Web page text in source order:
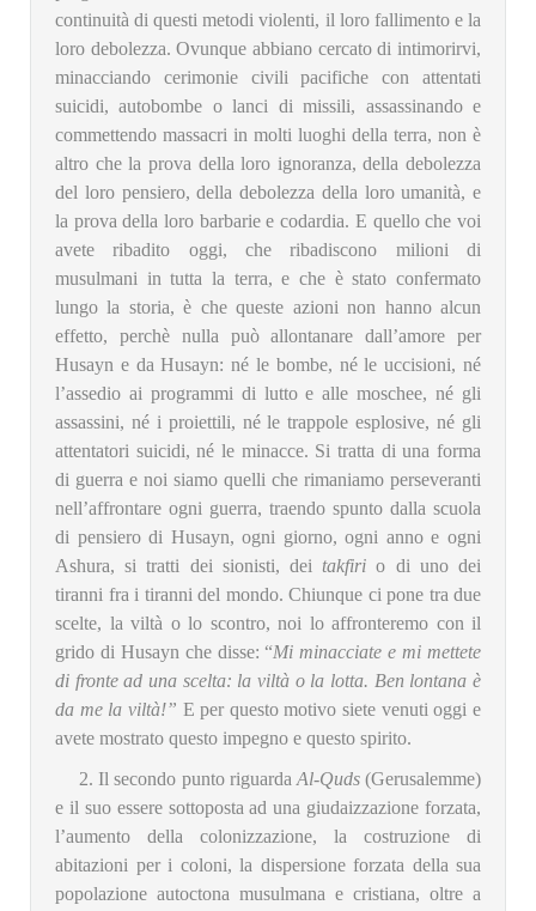
continuità di questi metodi violenti, il loro fallimento e la
loro debolezza. Ovunque abbiano cercato di intimorirvi,
minacciando cerimonie civili pacifiche con attentati
suicidi, autobombe o lanci di missili, assassinando e
commettendo massacri in molti luoghi della terra, non è
altro che la prova della loro ignoranza, della debolezza
del loro pensiero, della debolezza della loro umanità, e
la prova della loro barbarie e codardia. E quello che voi
avete ribadito oggi, che ribadiscono milioni di
musulmani in tutta la terra, e che è stato confermato
lungo la storia, è che queste azioni non hanno alcun
effetto, perchè nulla può allontanare dall’amore per
Husayn e da Husayn: né le bombe, né le uccisioni, né
l’assedio ai programmi di lutto e alle moschee, né gli
assassini, né i proiettili, né le trappole esplosive, né gli
attentatori suicidi, né le minacce. Si tratta di una forma
di guerra e noi siamo quelli che rimaniamo perseveranti
nell’affrontare ogni guerra, traendo spunto dalla scuola
di pensiero di Husayn, ogni giorno, ogni anno e ogni
Ashura, si tratti dei sionisti, deitakfiri o di uno dei
tiranni fra i tiranni del mondo. Chiunque ci pone tra due
scelte, la viltà o lo scontro, noi lo affronteremo con il
grido di Husayn che disse: “Mi minacciate e mi mettete
di fronte ad una scelta: la viltà o la lotta. Ben lontana è
da me la viltà!” E per questo motivo siete venuti oggi e
avete mostrato questo impegno e questo spirito.
2. Il secondo punto riguarda Al-Quds(Gerusalemme)
e il suo essere sottoposta ad una giudaizzazione forzata,
l’aumento della colonizzazione, la costruzione di
abitazioni per i coloni, la dispersione forzata della sua
popolazione autoctona musulmana e cristiana, oltre a